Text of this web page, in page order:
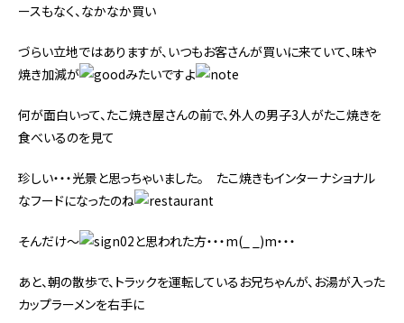
ースもなく、なかなか買い
づらい立地ではありますが、いつもお客さんが買いに来ていて、味や
焼き加減が
みたいですよ
何が面白いって、たこ焼き屋さんの前で、外人の男子3人がたこ焼きを
食べいるのを見て
珍しい・・・光景と思っちゃいました。 たこ焼きもインターナショナル
なフードになったのね
そんだけ～ と思われた方・・・m(_ _)m・・・
あと、朝の散歩で、トラックを運転しているお兄ちゃんが、お湯が入った
カップラーメンを右手に